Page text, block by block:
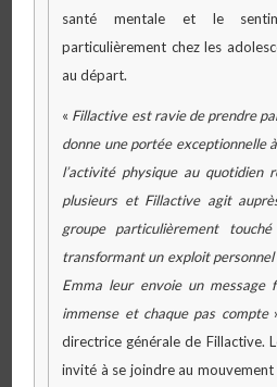
santé mentale et le
particulièrement chez les
au départ.
« Fillactive est ravie de prendre
donne une portée exceptionnelle
l’activité physique au quotidien
plusieurs et Fillactive agit
groupe particulièrement
transformant un exploit
Emma leur envoie un
immense et chaque pas compte
directrice générale de Fillactive.
invité à se joindre au